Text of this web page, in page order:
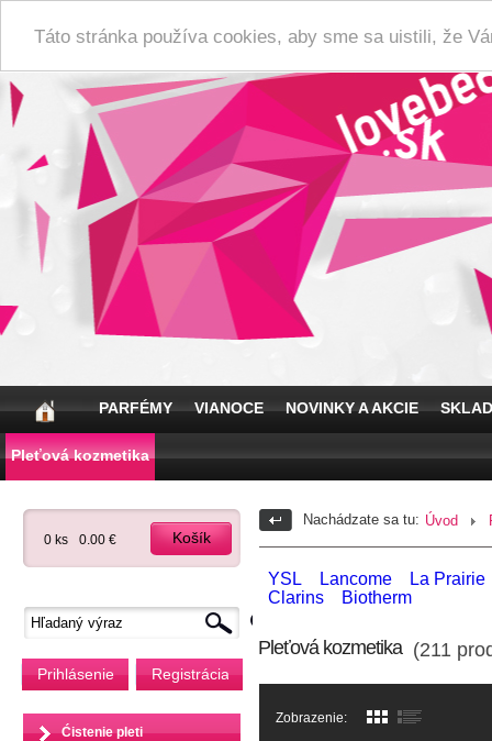
Táto stránka používa cookies, aby sme sa uistili, že
PARFÉMY VIANOCE NOVINKY A AKCIE
Pleťová kozmetika
0 ks 0.00 € Košík
Prihlásenie Registrácia
Ćistenie pleti
Nachádzate sa tu: Úvod
YSL Lancome
La Prairie
Clarins
Biotherm
Pleťová kozmetika(211
Zobrazenie: